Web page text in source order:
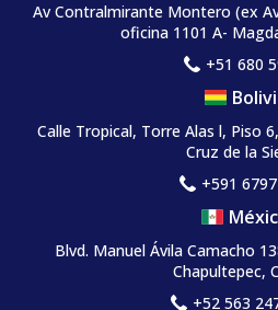
Av Contralmirante Montero (ex
oficina 1101 A-
+51 680
Calle Tropical, Torre Alas l, Piso
Cruz de la
+591
Blvd. Manuel Ávila Camacho
Chapultepec,
+52 563